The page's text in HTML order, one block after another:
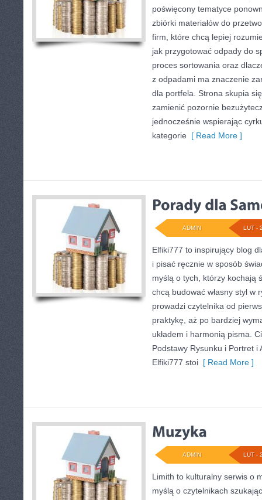
poświęcony tematyce
zbiórki materiałów do
firm, które chcą lepiej
jak przygotować odpady do
proces sortowania oraz
z odpadami ma znaczenie
dla portfela. Strona skupia
zamienić pozornie
jednocześnie wspierając
kategorie [ Read More ]
LUT -
ADMIN
Elfiki777 to inspirujący blog
i pisać ręcznie w sposób
myślą o tych, którzy kochają
chcą budować własny styl w
prowadzi czytelnika od
praktykę, aż po bardziej
układem i harmonią pisma.
Podstawy Rysunku i Portret i
Elfiki777 stoi [ Read More ]
LUT -
ADMIN
Limith to kulturalny serwis o
myślą o czytelnikach